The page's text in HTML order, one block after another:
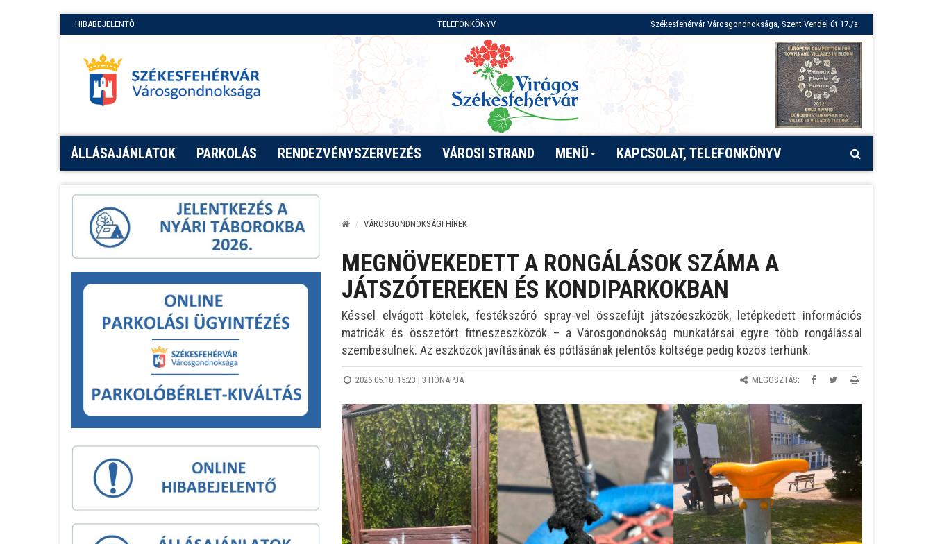
HIBABEJELENTŐ TELEFONKÖNYV Székesfehérvár Városgondnoksága, Szent Vendel út 17./a
ÁLLÁSAJÁNLATOK PARKOLÁS RENDEZVÉNYSZERVEZÉS VÁROSI STRAND MENÜ KAPCSOLAT, TELEFONKÖNYV
VÁROSGONDNOKSÁGI HÍREK
MEGNÖVEKEDETT A RONGÁLÁSOK SZÁMA A
JÁTSZÓTEREKEN ÉS KONDIPARKOKBAN
Késsel elvágott kötelek, festékszóró spray-vel összefújt játszóeszközök, letépkedett információs
matricák és összetört fitneszeszközök – a Városgondnokság munkatársai egyre több rongálással
szembesülnek. Az eszközök javításának és pótlásának jelentős költsége pedig közös terhünk.
2026.05.18. 15:23 | 3 HÓNAPJA MEGOSZTÁS: